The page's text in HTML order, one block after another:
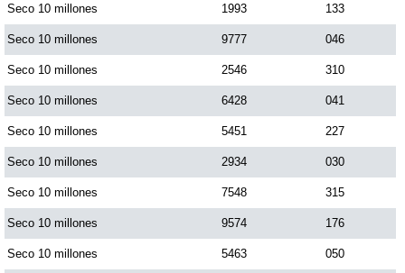
Sinuano Noche
Super Chontico Noche
Seco 10 millones 1993 133
Seco 10 millones 9777 046
Seco 10 millones 2546 310
Seco 10 millones 6428 041
Seco 10 millones 5451 227
Seco 10 millones 2934 030
Seco 10 millones 7548 315
Seco 10 millones 9574 176
Seco 10 millones 5463 050